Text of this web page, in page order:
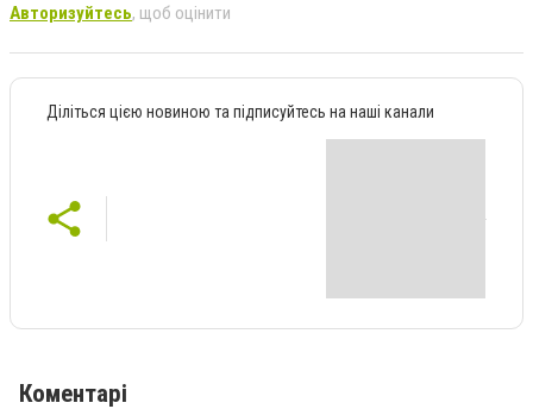
Авторизуйтесь, щоб оцінити
Діліться цією новиною та підписуйтесь на наші канали
Коментарі